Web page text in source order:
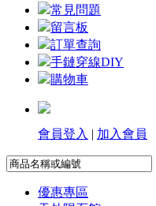
常見問題
留言板
訂單查詢
手鏈穿線DIY
購物車
會員登入 | 加入會員
優惠專區